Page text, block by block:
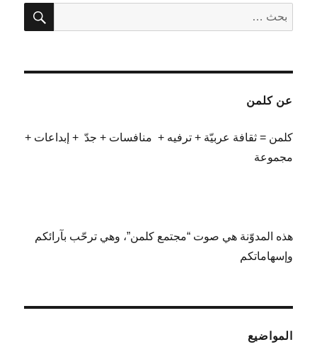
عن:
بحث
عن كلمن
كلمن = ثقافة عربيّة + ترفيه + منافسات + جدّ + إبداعات +
مجموعة
هذه المدوّنة هي صوت “مجتمع كلمن”، وهي ترحّب بآرائكم
وإسهاماتكم
المواضيع